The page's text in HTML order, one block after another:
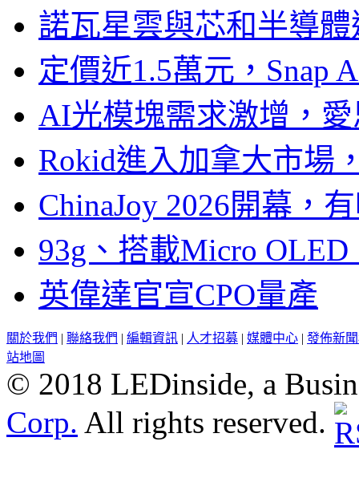
諾瓦星雲與芯和半導
定價近1.5萬元，Snap
AI光模塊需求激增，
Rokid進入加拿大市場
ChinaJoy 2026開幕，
93g、搭載Micro
英偉達官宣CPO量產
關於我們 | 聯絡我們 | 編輯資訊 | 人才招募 | 媒體中心 | 發佈新
站地圖
© 2018 LEDinside, a
Corp. All rights reserved.